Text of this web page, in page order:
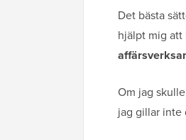
Det bästa
hjälpt mig att
Om jag
jag gillar inte